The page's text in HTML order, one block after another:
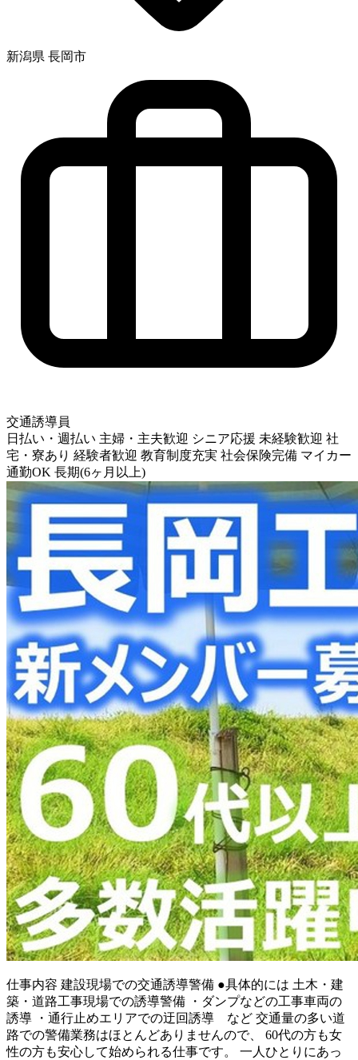
新潟県 長岡市
交通誘導員
日払い・週払い 主婦・主夫歓迎 シニア応援 未経験歓迎 社
宅・寮あり 経験者歓迎 教育制度充実 社会保険完備 マイカー
通勤OK 長期(6ヶ月以上)
仕事内容 建設現場での交通誘導警備 ●具体的には 土木・建
築・道路工事現場での誘導警備 ・ダンプなどの工事車両の
誘導 ・通行止めエリアでの迂回誘導 など 交通量の多い道
路での警備業務はほとんどありませんので、 60代の方も女
性の方も安心して始められる仕事です。 一人ひとりにあっ